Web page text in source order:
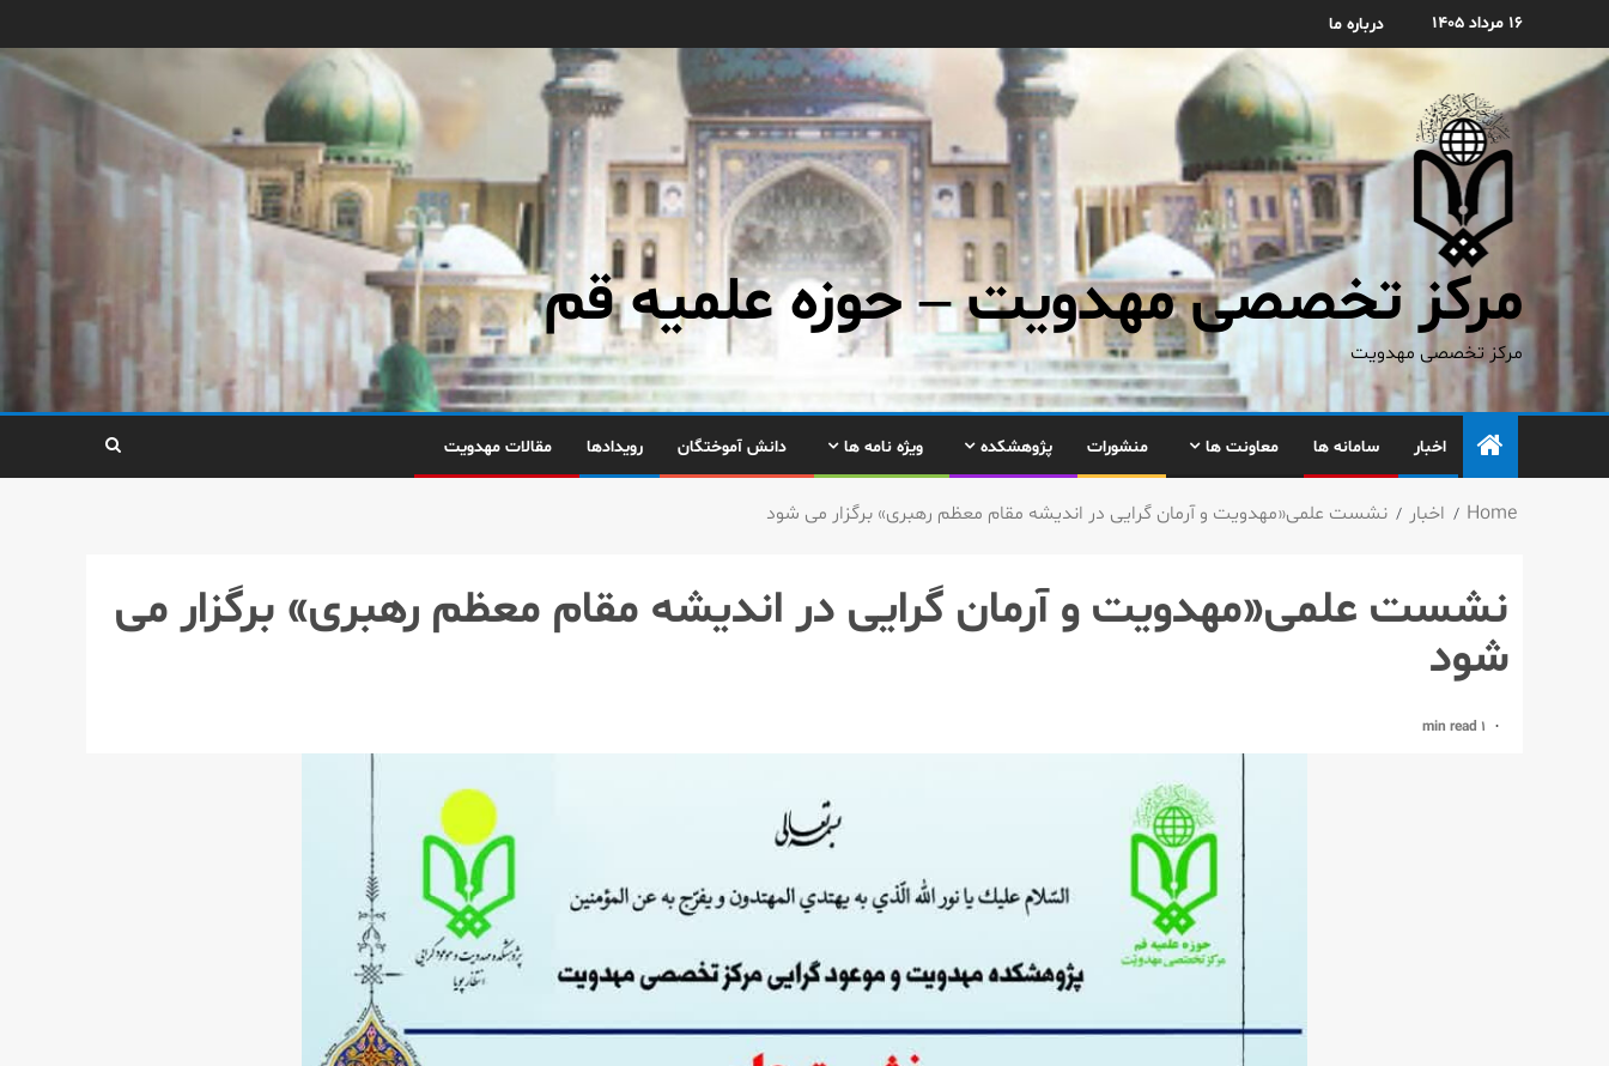
۱۶ مرداد ۱۴۰۵ درباره ما
مرکز تخصصی مهدویت – حوزه علمیه قم
مرکز تخصصی مهدویت
اخبار سامانه ها معاونت ها منشورات پژوهشکده ویژه نامه ها دانش آموختگان رویدادها مقالات مهدویت
Home اخبار نشست علمی«مهدویت و آرمان گرایی در اندیشه مقام معظم رهبری» برگزار می شود
نشست علمی«مهدویت و آرمان گرایی در اندیشه مقام معظم رهبری» برگزار می
شود
1 min read